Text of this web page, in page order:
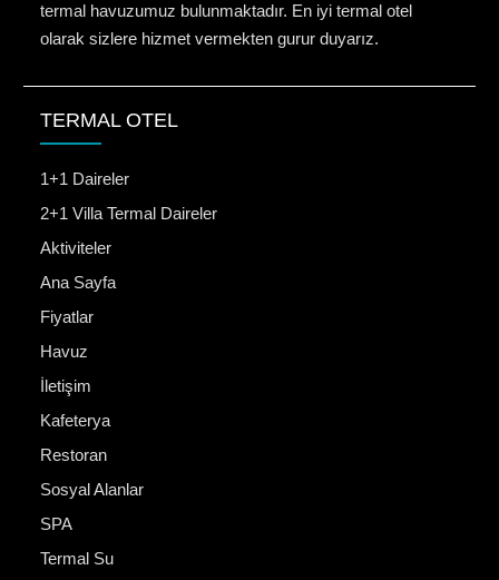
termal havuzumuz bulunmaktadır. En iyi termal otel
olarak sizlere hizmet vermekten gurur duyarız.
TERMAL OTEL
1+1 Daireler
2+1 Villa Termal Daireler
Aktiviteler
Ana Sayfa
Fiyatlar
Havuz
İletişim
Kafeterya
Restoran
Sosyal Alanlar
SPA
Termal Su